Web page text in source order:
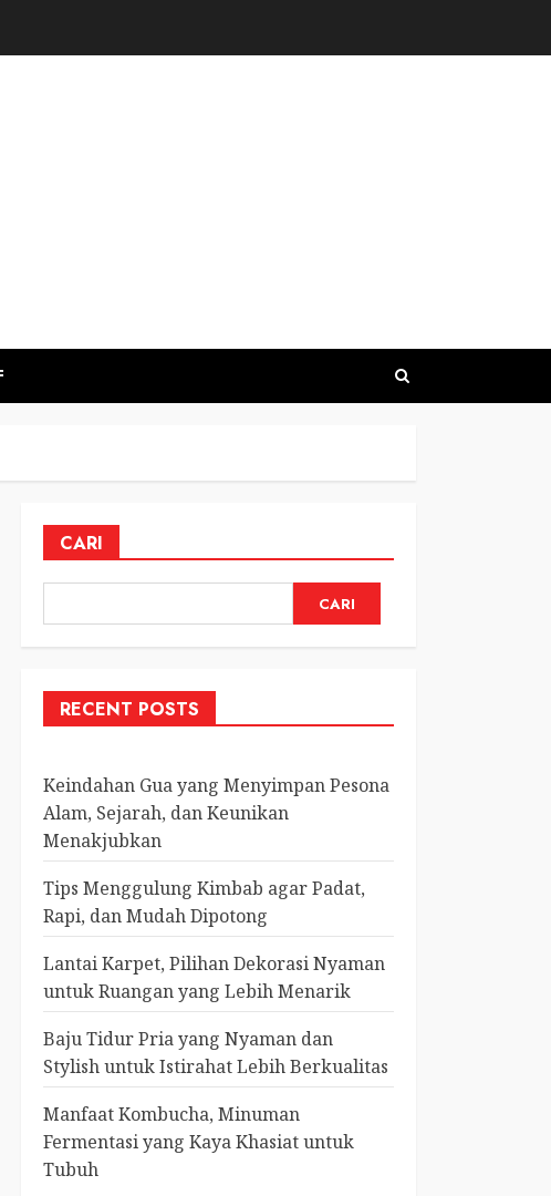
CARI
CARI
RECENT POSTS
Keindahan Gua yang Menyimpan Pesona
Alam, Sejarah, dan Keunikan
Menakjubkan
Tips Menggulung Kimbab agar Padat,
Rapi, dan Mudah Dipotong
Lantai Karpet, Pilihan Dekorasi Nyaman
untuk Ruangan yang Lebih Menarik
Baju Tidur Pria yang Nyaman dan
Stylish untuk Istirahat Lebih Berkualitas
Manfaat Kombucha, Minuman
Fermentasi yang Kaya Khasiat untuk
Tubuh